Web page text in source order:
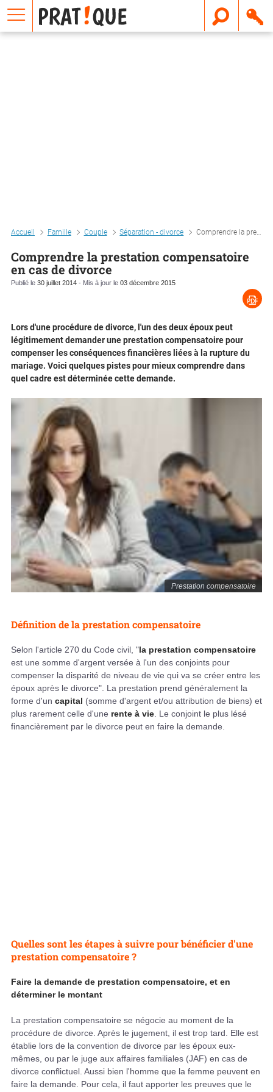
Accueil Famille Couple Séparation - divorce Comprendre la prestation compensatoire en cas de divorce
Comprendre la prestation compensatoire
en cas de divorce
Publié le 30 juillet 2014 - Mis à jour le 03 décembre 2015
Prestation compensatoire
Lors d'une procédure de divorce, l'un des deux époux peut
légitimement demander une prestation compensatoire pour
compenser les conséquences financières liées à la rupture du
mariage. Voici quelques pistes pour mieux comprendre dans
quel cadre est déterminée cette demande.
Définition de la prestation compensatoire
Selon l'article 270 du Code civil, "la prestation compensatoire
est une somme d'argent versée à l'un des conjoints pour
compenser la disparité de niveau de vie qui va se créer entre les
époux après le divorce". La prestation prend généralement la
forme d'un capital (somme d'argent et/ou attribution de biens) et
plus rarement celle d'une rente à vie . Le conjoint le plus lésé
financièrement par le divorce peut en faire la demande.
Quelles sont les étapes à suivre pour bénéficier d'une
prestation compensatoire ?
Faire la demande de prestation compensatoire, et en
déterminer le montant
La prestation compensatoire se négocie au moment de la
procédure de divorce. Après le jugement, il est trop tard. Elle est
établie lors de la convention de divorce par les époux eux-
mêmes, ou par le juge aux affaires familiales (JAF) en cas de
divorce conflictuel. Aussi bien l'homme que la femme peuvent en
faire la demande. Pour cela, il faut apporter les preuves que le
E
m
a